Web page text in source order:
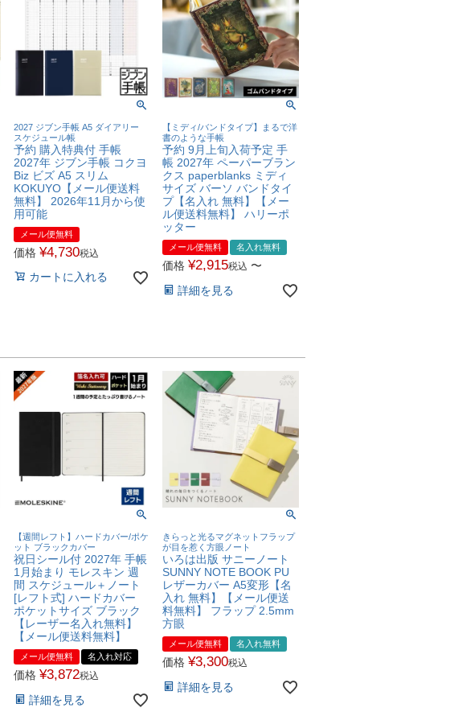
2027 ジブン手帳 A5 ダイアリー
スケジュール帳
予約 購入特典付 手帳
2027年 ジブン手帳 コクヨ
Biz ビズ A5 スリム
KOKUYO【メール便送料
無料】 2026年11月から使
用可能
メール便無料
価格 ¥4,730税込
カートに入れる
【ミディ/バンドタイプ】まるで洋
書のような手帳
予約 9月上旬入荷予定 手
帳 2027年 ペーパーブラン
クス paperblanks ミディ
サイズ バーソ バンドタイ
プ【名入れ 無料】【メー
ル便送料無料】 ハリーポ
ッター
メール便無料 名入れ無料
価格 ¥2,915税込 〜
詳細を見る
【週間レフト】ハードカバー/ポケ
ット ブラックカバー
祝日シール付 2027年 手帳
1月始まり モレスキン 週
間 スケジュール＋ノート
[レフト式] ハードカバー
ポケットサイズ ブラック
【レーザー名入れ無料】
【メール便送料無料】
メール便無料 名入れ対応
価格 ¥3,872税込
詳細を見る
きらっと光るマグネットフラップ
が目を惹く方眼ノート
いろは出版 サニーノート
SUNNY NOTE BOOK PU
レザーカバー A5変形【名
入れ 無料】【メール便送
料無料】 フラップ 2.5mm
方眼
メール便無料 名入れ無料
価格 ¥3,300税込
詳細を見る